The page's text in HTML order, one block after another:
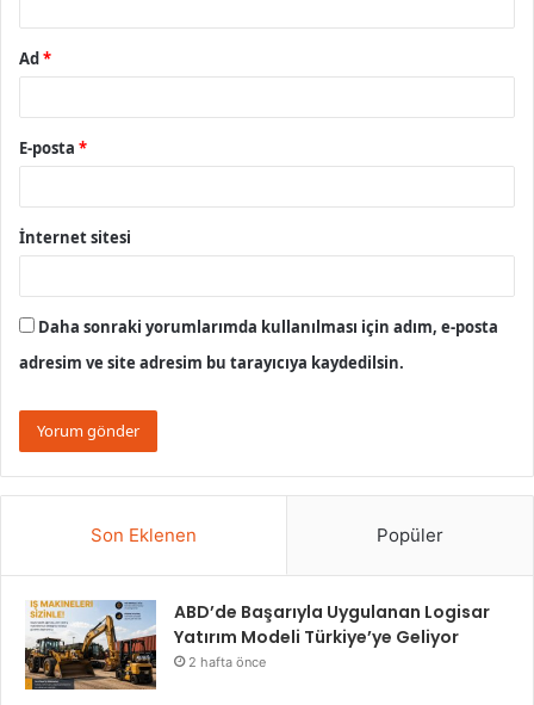
Ad*
E-posta *
İnternet sitesi
Daha sonraki yorumlarımda kullanılması için adım, e-posta
adresim ve site adresim bu tarayıcıya kaydedilsin.
Son Eklenen Popüler
ABD’de Başarıyla Uygulanan Logisar
Yatırım Modeli Türkiye’ye Geliyor
2 hafta önce